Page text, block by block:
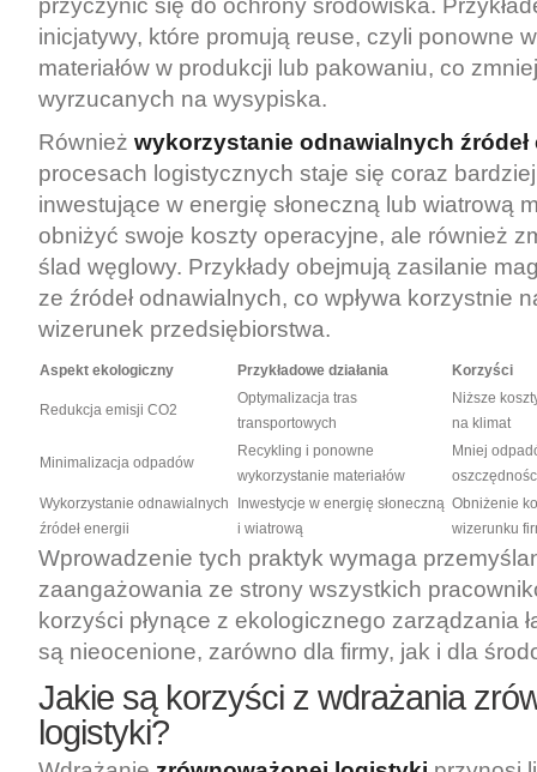
przyczynić się do ochrony środowiska.
inicjatywy, które promują reuse, czyli ponowne
materiałów w produkcji lub pakowaniu, co
wyrzucanych na wysypiska.
Również wykorzystanie odnawialnych źródeł
procesach logistycznych staje się coraz
inwestujące w energię słoneczną lub wiatrową
obniżyć swoje koszty operacyjne, ale również
ślad węglowy. Przykłady obejmują zasilanie
ze źródeł odnawialnych, co wpływa korzystnie
wizerunek przedsiębiorstwa.
Aspekt ekologiczny Przykładowe działania Korzyści
Redukcja emisji CO2
Optymalizacja tras
transportowych
Niższe
na klimat
Minimalizacja odpadów
Recykling i ponowne
wykorzystanie materiałów
Mniej
Wykorzystanie odnawialnych
źródeł energii
Inwestycje w energię słoneczną
i wiatrową
Obniżenie
wizerunku
Wprowadzenie tych praktyk wymaga
zaangażowania ze strony wszystkich
korzyści płynące z ekologicznego zarządzania
są nieocenione, zarówno dla firmy, jak i dla
Jakie są korzyści z wdrażania
logistyki?